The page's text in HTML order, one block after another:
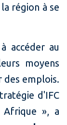
région à se
accéder au
moyens
des emplois.
d'IFC
Afrique », a